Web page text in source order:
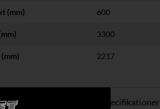
(mm) 600
3300
2217
Klik her for at se flere specifikationer